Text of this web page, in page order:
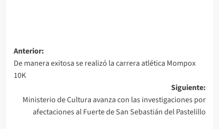
Navegación
de
entradas
Anterior:
De manera exitosa se realizó la carrera atlética Mompox
10K
Siguiente:
Ministerio de Cultura avanza con las investigaciones por
afectaciones al Fuerte de San Sebastián del Pastelillo